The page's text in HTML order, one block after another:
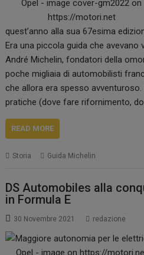
quest’anno alla sua 67esima
Era una piccola guida che avevano
André Michelin, fondatori della
poche migliaia di automobilisti
che allora era spesso
pratiche (dove fare rifornimento,
READ MORE
Storia Guida Michelin
DS Automobiles alla
in Formula E
30 Novembre 2021 redazione